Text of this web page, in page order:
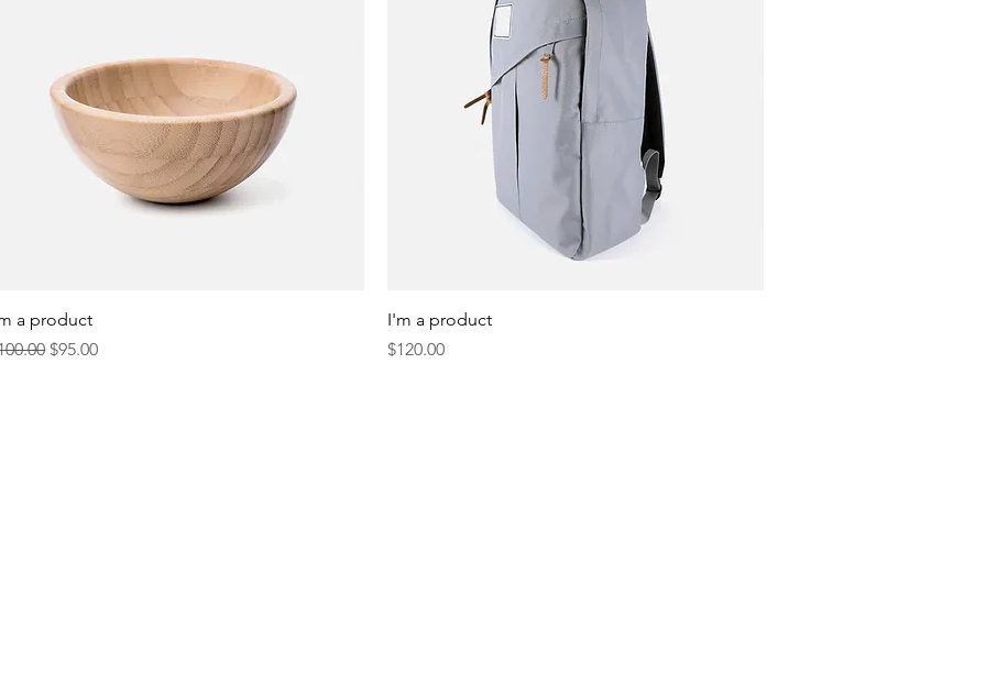
a product
na Presyo
Sale Price
$95.00
I'm a product
Presyo
$120.00